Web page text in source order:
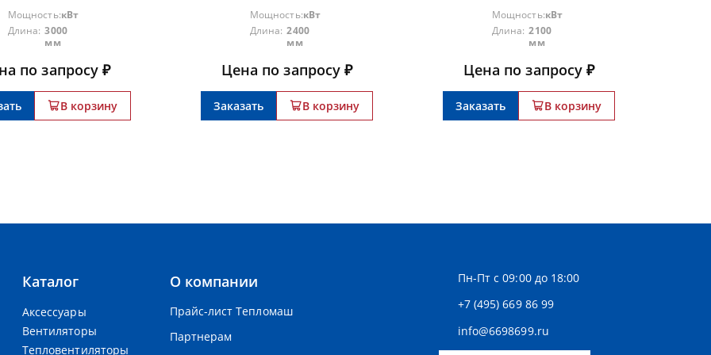
Мощность:кВт
Длина: 3000
мм
по запросу ₽
В корзину
Мощность:кВт
Длина: 2400
мм
Цена по запросу ₽
Заказать В корзину
Мощность:кВт
Длина: 2100
мм
Цена по запросу ₽
Заказать В корзину
Каталог
Аксессуары
Вентиляторы
Тепловентиляторы
О компании
Прайс-лист Тепломаш
Партнерам
Пн-Пт с 09:00 до 18:00
+7 (495) 669 86 99
info@6698699.ru